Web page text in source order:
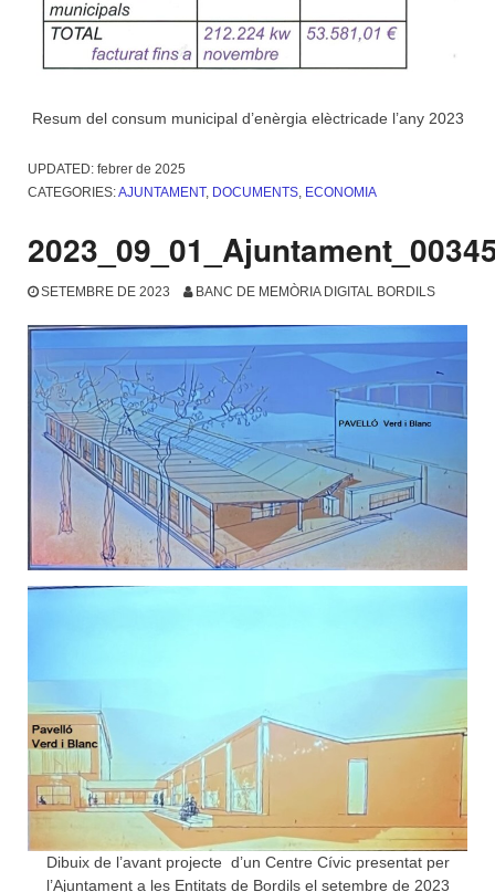
Resum del consum municipal d’enèrgia elèctricade l’any 2023
UPDATED: febrer de 2025
CATEGORIES:AJUNTAMENT, DOCUMENTS, ECONOMIA
SETEMBRE DE 2023 BANC DE MEMÒRIA DIGITAL BORDILS
Dibuix de l’avant projecte d’un Centre Cívic presentat per
l’Ajuntament a les Entitats de Bordils el setembre de 2023